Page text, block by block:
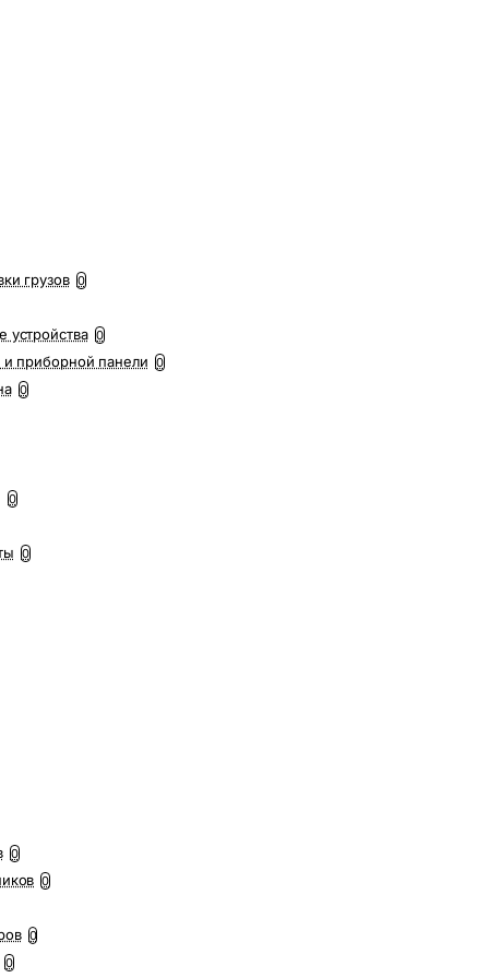
грузов 0
устройства 0
приборной панели 0
0
0
0
0
0
0
0